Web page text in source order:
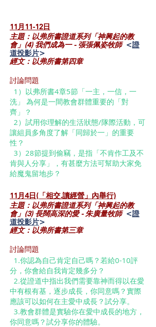
11月11-12日
主題：以弗所書證道系列「神興起的教
會」(4) 我們成為一 - 張張佩姿牧師 <證
道投影片>
經文：以弗所書第四章‬
討論問題
​​ 1）以弗所書4章5節「一主，一信，一
洗」 為何是一間教會群體重要的「對
齊」？
2）試用你理解的生活狀態/隊際活動，可
讓組員多角度了解「同歸於一」的重要
性？
3）28節提到偷竊，是指「不肯作工及不
肯與人分享」，有甚麼方法可幫助大家免
給魔鬼留地步？
11月4日(「相交.讀經營」內舉行)
主題：以弗所書證道系列「神興起的教
會」(3) 長闊高深的愛 - 朱廣量牧師 <證
道投影片>
經文：以弗所書第三章‬
討論問題
​​ 1.你認為自己肯定自己嗎？若給0-10評
分，你會給自我肯定幾多分？
2.從證道中指出我們需要靠神而得以在愛
中有根有基，逐步成長，你同意嗎？實際
應該可以如何在主愛中成長？試分享。
3.教會群體是實驗你在愛中成長的地方，
你同意嗎？試分享你的體驗。